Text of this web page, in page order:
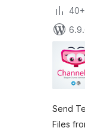
40+
Send
Files